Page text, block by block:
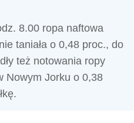
8.00 ropa naftowa
taniała o 0,48 proc., do
też notowania ropy
Nowym Jorku o 0,38